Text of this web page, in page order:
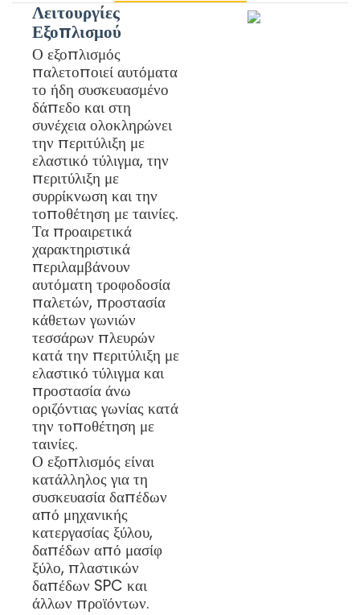
Λειτουργίες
Εξοπλισμού
Ο εξοπλισμός
παλετοποιεί αυτόματα
το ήδη συσκευασμένο
δάπεδο και στη
συνέχεια ολοκληρώνει
την περιτύλιξη με
ελαστικό τύλιγμα, την
περιτύλιξη με
συρρίκνωση και την
τοποθέτηση με ταινίες.
Τα προαιρετικά
χαρακτηριστικά
περιλαμβάνουν
αυτόματη τροφοδοσία
παλετών, προστασία
κάθετων γωνιών
τεσσάρων πλευρών
κατά την περιτύλιξη με
ελαστικό τύλιγμα και
προστασία άνω
οριζόντιας γωνίας κατά
την τοποθέτηση με
ταινίες.
Ο εξοπλισμός είναι
κατάλληλος για τη
συσκευασία δαπέδων
από μηχανικής
κατεργασίας ξύλου,
δαπέδων από μασίφ
ξύλο, πλαστικών
δαπέδων SPC και
άλλων προϊόντων.